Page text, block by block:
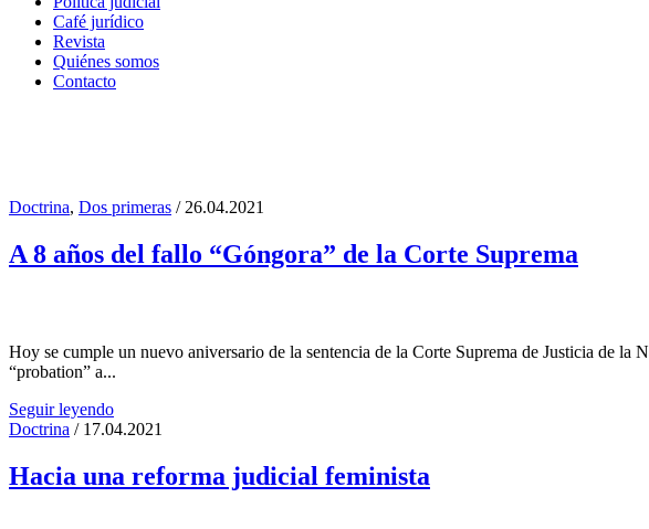
Café jurídico
Revista
Quiénes somos
Contacto
Ley Micaela Tag
Doctrina, Dos primeras / 26.04.2021
A 8 años del fallo “Góngora” de la Corte Suprema
Hoy se cumple un nuevo aniversario de la sentencia de la Corte Suprema de Justicia de
“probation” a...
Seguir leyendo
Doctrina / 17.04.2021
Hacia una reforma judicial feminista